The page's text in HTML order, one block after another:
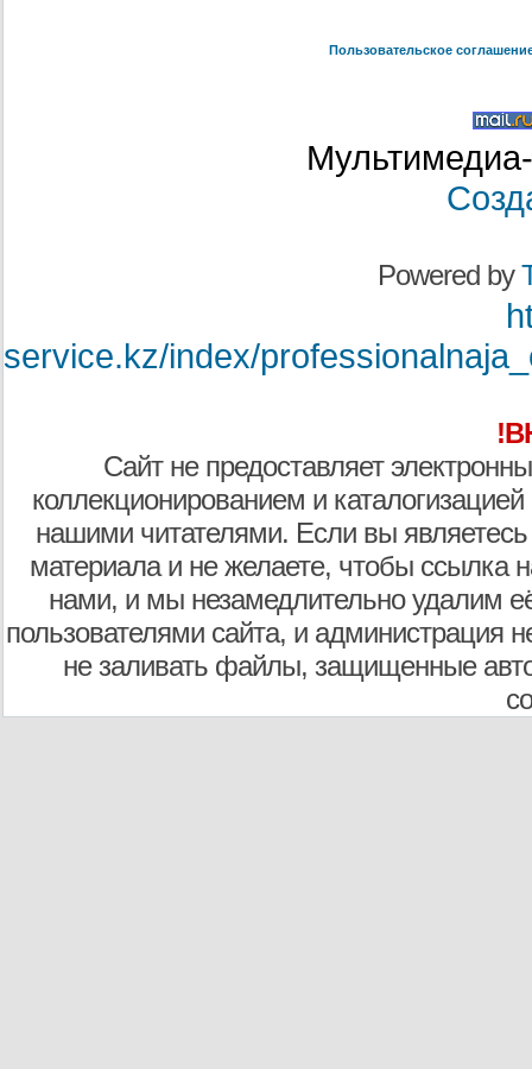
Пользовательское
Powered by
service.kz/index/
Сайт не предоставляет
коллекционированием и
нашими читателями. Если вы являетесь
материала и не желаете, чтобы ссылка
нами, и мы незамедлительно удалим
пользователями сайта, и администрация
не заливать файлы, защищенные